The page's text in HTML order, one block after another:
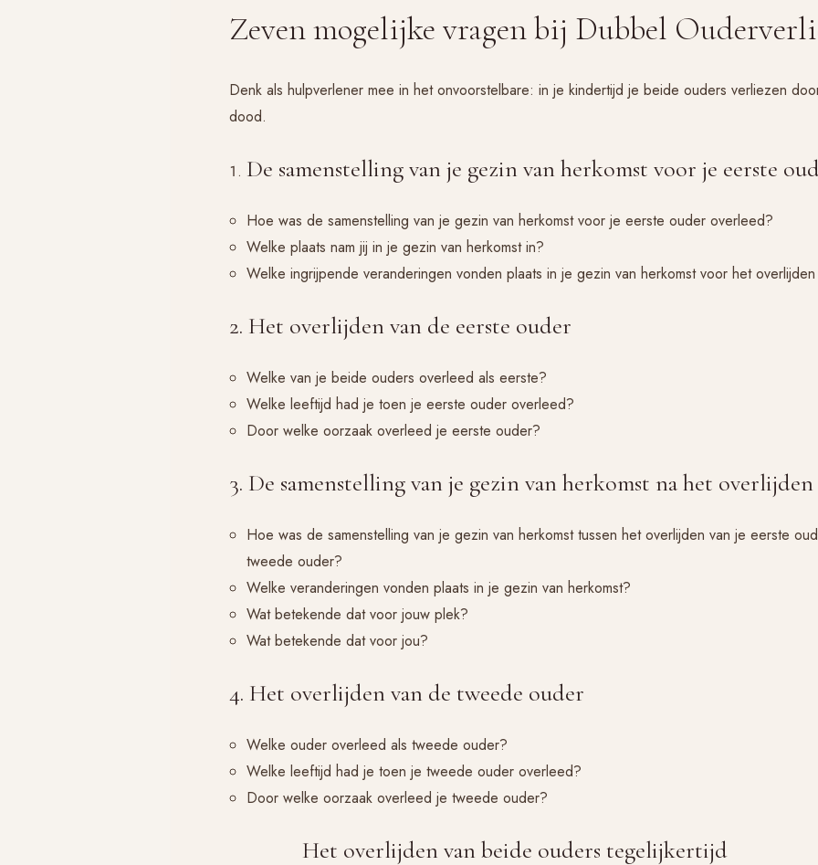
Zeven mogelijke vragen bij Dubbel
Denk als hulpverlener mee in het onvoorstelbare: in je kindertijd je beide ouders verliezen
dood.
De samenstelling van je gezin van herkomst voor je eerste
Hoe was de samenstelling van je gezin van herkomst voor je eerste ouder overleed?
Welke plaats nam jij in je gezin van herkomst in?
Welke ingrijpende veranderingen vonden plaats in je gezin van herkomst voor het
2. Het overlijden van de eerste ouder
Welke van je beide ouders overleed als eerste?
Welke leeftijd had je toen je eerste ouder overleed?
Door welke oorzaak overleed je eerste ouder?
3. De samenstelling van je gezin van herkomst na het
Hoe was de samenstelling van je gezin van herkomst tussen het overlijden van je eerste
tweede ouder?
Welke veranderingen vonden plaats in je gezin van herkomst?
Wat betekende dat voor jouw plek?
Wat betekende dat voor jou?
4. Het overlijden van de tweede ouder
Welke ouder overleed als tweede ouder?
Welke leeftijd had je toen je tweede ouder overleed?
Door welke oorzaak overleed je tweede ouder?
Het overlijden van beide ouders tegelijkertijd